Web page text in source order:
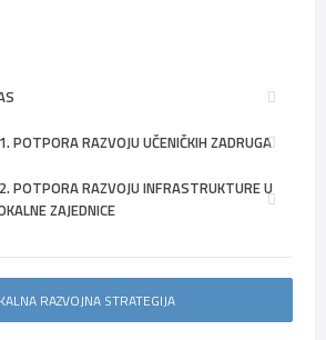
POTPORA RAZVOJU UČENIČKIH ZADRUGA
POTPORA RAZVOJU INFRASTRUKTURE U
ZAJEDNICE
RAZVOJNA STRATEGIJA